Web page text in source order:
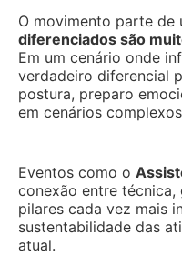
O movimento parte de
diferenciados são
Em um cenário onde
verdadeiro diferencial
postura, preparo
em cenários
Eventos como o
conexão entre técnica,
pilares cada vez mais
sustentabilidade das
atual.